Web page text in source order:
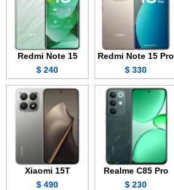
Redmi Note 15 Pro
330 $
Redmi Note 15
240 $
Realme C85 Pro
230 $
Xiaomi 15T
490 $